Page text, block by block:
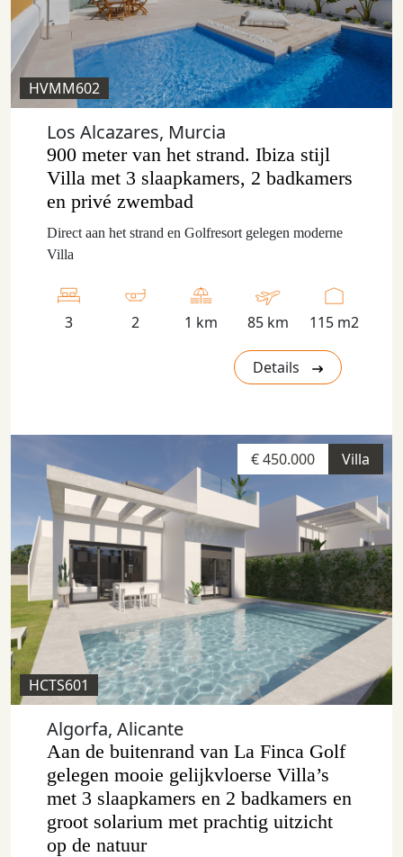
HVMM602
Los Alcazares, Murcia
900 meter van het strand. Ibiza stijl
Villa met 3 slaapkamers, 2 badkamers
en privé zwembad
Direct aan het strand en Golfresort gelegen moderne
Villa
3 2 1 km 85 km 115 m2
Details
Villa
€ 450.000
HCTS601
Algorfa, Alicante
Aan de buitenrand van La Finca Golf
gelegen mooie gelijkvloerse Villa’s
met 3 slaapkamers en 2 badkamers en
groot solarium met prachtig uitzicht
op de natuur